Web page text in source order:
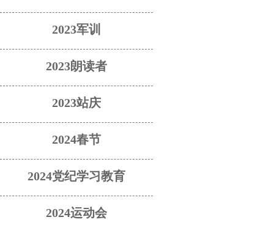
2023军训
2023朗读者
2023站庆
2024春节
2024党纪学习教育
2024运动会